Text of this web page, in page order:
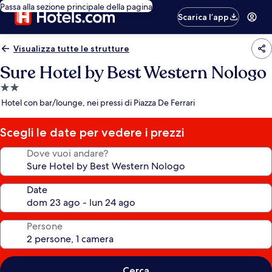
Passa alla sezione principale della pagina
Scarica l’app
Visualizza tutte le strutture
Sure Hotel by Best Western Nologo
Struttura
a
stelle
Hotel con bar/lounge, nei pressi di Piazza De Ferrari
Scegli le date per vedere i prezzi
Dove vuoi andare?
Date
Persone